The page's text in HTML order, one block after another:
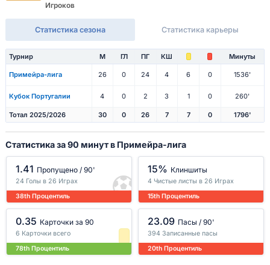
Игроков
Статистика сезона Статистика карьеры
Турнир М ГЛ ПГ КШ Минуты
Примейра-лига 26 0 24 4 6 0 1536'
Кубок Португалии 4 0 2 3 1 0 260'
Тотал 2025/2026 30 0 26 7 7 0 1796'
Статистика за 90 минут в Примейра-лига
1.41 Пропущено / 90'
24 Голы в 26 Играх
38th Процентиль
15% Клиншиты
4 Чистые листы в 26 Играх
15th Процентиль
0.35 Карточки за 90
6 Карточки всего
78th Процентиль
23.09 Пасы / 90'
394 Записанные пасы
20th Процентиль